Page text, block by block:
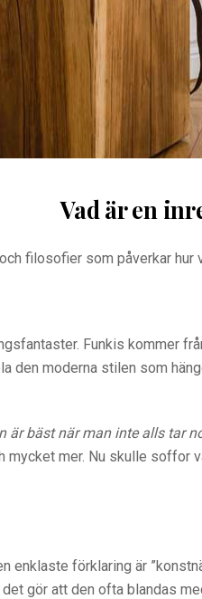
Vad är en
filosofier som påverkar hur
Funkis kommer
moderna stilen som
är bäst när man inte alls tar
mer. Nu skulle
enklaste förklaring är
gör att den ofta blandas